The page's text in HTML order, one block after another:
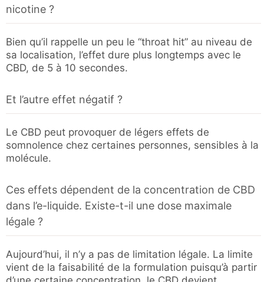
nicotine ?
Bien qu’il rappelle un peu le “throat hit” au niveau de
sa localisation, l’effet dure plus longtemps avec le
CBD, de 5 à 10 secondes.
Et l’autre effet négatif ?
Le CBD peut provoquer de légers effets de
somnolence chez certaines personnes, sensibles à la
molécule.
Ces effets dépendent de la concentration de CBD
dans l’e-liquide. Existe-t-il une dose maximale
légale ?
Aujourd’hui, il n’y a pas de limitation légale. La limite
vient de la faisabilité de la formulation puisqu’à partir